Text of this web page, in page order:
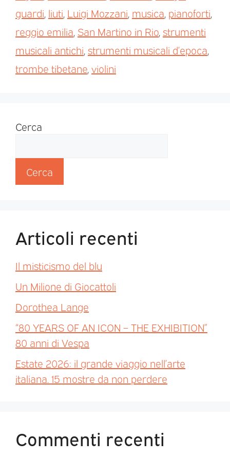
guardi, liuti, Luigi Mozzani, musica, pianoforti,
reggio emilia, San Martino in Rio,strumenti
musicali antichi,strumenti musicali d’epoca,
trombe tibetane,violini
Cerca
Cerca
Articoli recenti
Il misticismo del blu
Un Milione di Giocattoli
Dorothea Lange
“80 YEARS OF AN ICON – THE EXHIBITION”
80 anni di Vespa
Estate 2026: il grande viaggio nell’arte
italiana. 15 mostre da non perdere
Commenti recenti